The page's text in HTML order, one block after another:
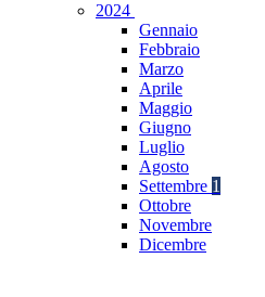
2024
Gennaio
Febbraio
Marzo
Aprile
Maggio
Giugno
Luglio
Agosto
Settembre 1
Ottobre
Novembre
Dicembre